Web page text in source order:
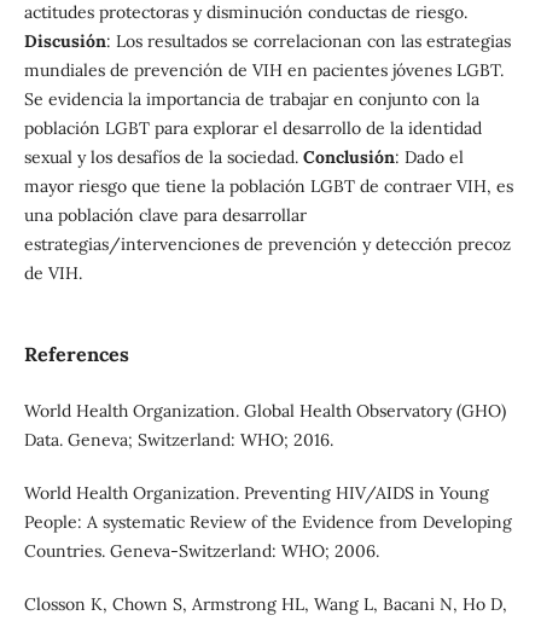
actitudes protectoras y disminución conductas de riesgo.
Discusión: Los resultados se correlacionan con las estrategias
mundiales de prevención de VIH en pacientes jóvenes LGBT.
Se evidencia la importancia de trabajar en conjunto con la
población LGBT para explorar el desarrollo de la identidad
sexual y los desafíos de la sociedad. Conclusión: Dado el
mayor riesgo que tiene la población LGBT de contraer VIH, es
una población clave para desarrollar
estrategias/intervenciones de prevención y detección precoz
de VIH.
References
World Health Organization. Global Health Observatory (GHO)
Data. Geneva; Switzerland: WHO; 2016.
World Health Organization. Preventing HIV/AIDS in Young
People: A systematic Review of the Evidence from Developing
Countries. Geneva-Switzerland: WHO; 2006.
Closson K, Chown S, Armstrong HL, Wang L, Bacani N, Ho D,